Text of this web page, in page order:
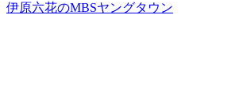
伊原六花のMBSヤングタウン